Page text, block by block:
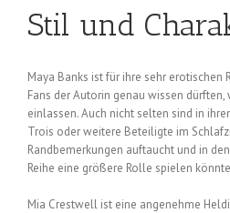
Stil und
Maya Banks ist für ihre sehr erotischen
Fans der Autorin genau wissen
einlassen. Auch nicht selten sind in
Trois oder weitere Beteiligte im
Randbemerkungen auftaucht und in
Reihe eine größere Rolle spielen
Mia Crestwell ist eine angenehme